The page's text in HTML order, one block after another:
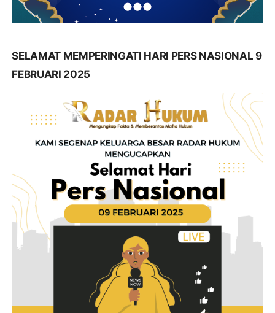
SELAMAT MEMPERINGATI HARI PERS NASIONAL 9
FEBRUARI 2025